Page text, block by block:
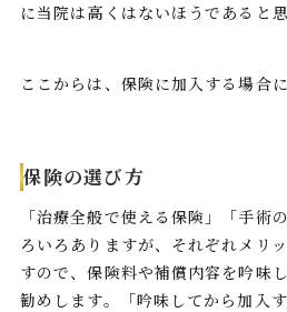
に当院は高くはないほうであると思
ここからは、保険に加入する場合
保険の選び方
「治療全般で使える保険」「手術
ろいろありますが、それぞれメリ
すので、保険料や補償内容を吟味
勧めします。「吟味してから加入